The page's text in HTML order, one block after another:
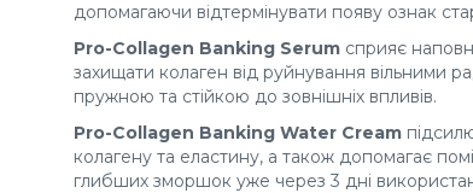
допомагаючи відтермінувати появу ознак
Pro-Collagen Banking Serum сприяє
захищати колаген від руйнування вільними
пружною та стійкою до зовнішніх впливів.
Pro-Collagen Banking Water Cream
колагену та еластину, а також допомагає
глибших зморшок уже через 3 дні